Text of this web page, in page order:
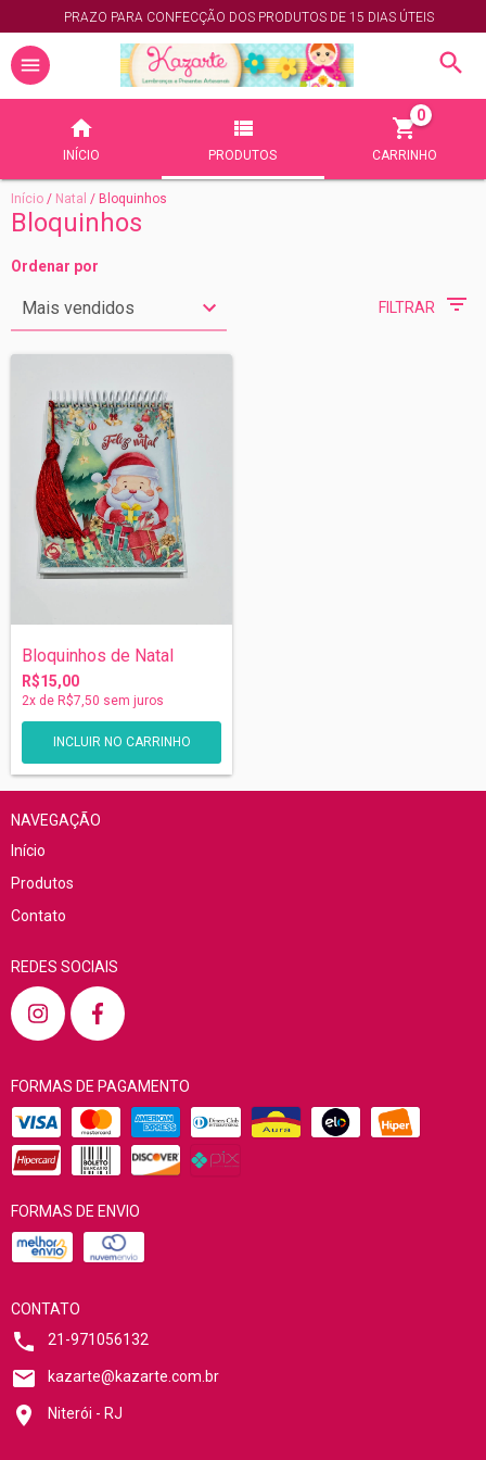
PRAZO PARA CONFECÇÃO DOS PRODUTOS DE 15 DIAS ÚTEIS
INÍCIO PRODUTOS CARRINHO
0
Início / Natal / Bloquinhos
Bloquinhos
Ordenar por
FILTRAR
Bloquinhos de Natal
R$15,00
2x de R$7,50 sem juros
INCLUIR NO CARRINHO
NAVEGAÇÃO
Início
Produtos
Contato
REDES SOCIAIS
FORMAS DE PAGAMENTO
FORMAS DE ENVIO
CONTATO
21-971056132
kazarte@kazarte.com.br
Niterói - RJ